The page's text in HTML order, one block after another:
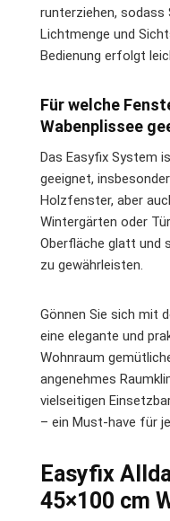
runterziehen, sodass
Lichtmenge und
Bedienung erfolgt
Für welche
Wabenplissee
Das Easyfix System
geeignet,
Holzfenster, aber
Wintergärten oder
Oberfläche glatt und
zu gewährleisten.
Gönnen Sie sich mit
eine elegante und
Wohnraum
angenehmes
vielseitigen
– ein Must-have für
Easyfix
45×100 cm